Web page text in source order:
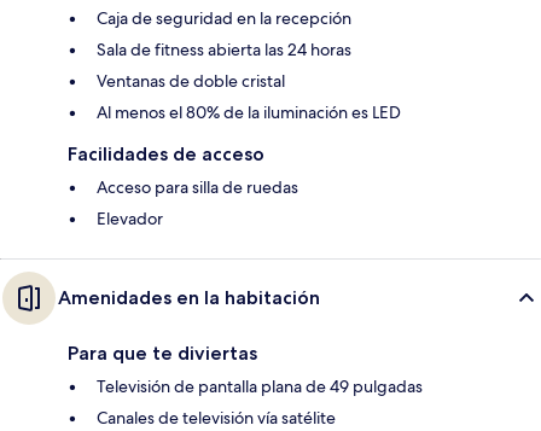
Caja de seguridad en la recepción
Sala de fitness abierta las 24 horas
Ventanas de doble cristal
Al menos el 80% de la iluminación es LED
Facilidades de acceso
Acceso para silla de ruedas
Elevador
Amenidades en la habitación
Para que te diviertas
Televisión de pantalla plana de 49 pulgadas
Canales de televisión vía satélite